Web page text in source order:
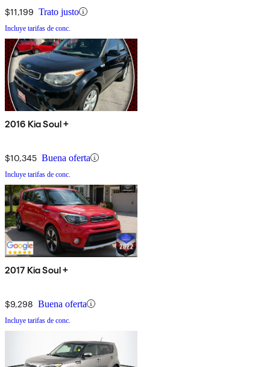
$11,199 Trato justo
Incluye tarifas de conc.
2016 Kia Soul +
$10,345 Buena oferta
Incluye tarifas de conc.
2017 Kia Soul +
$9,298 Buena oferta
Incluye tarifas de conc.